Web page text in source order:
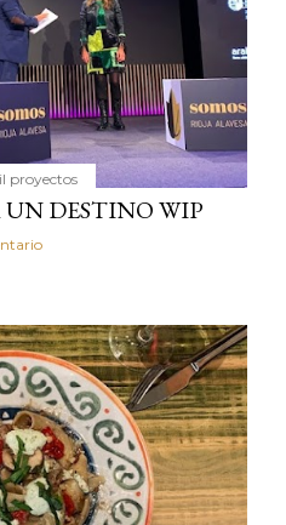
proyectos
DESTINO WIP